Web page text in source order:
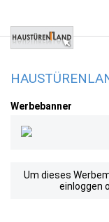
Werbebanner
Um dieses
einloggen